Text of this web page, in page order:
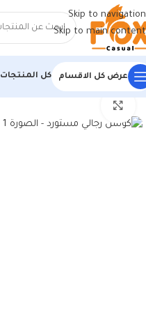
Skip to navigation
Skip to main content
عرض كل الاقسام كل المنتجات
الرئيسية/أحذية رجالي